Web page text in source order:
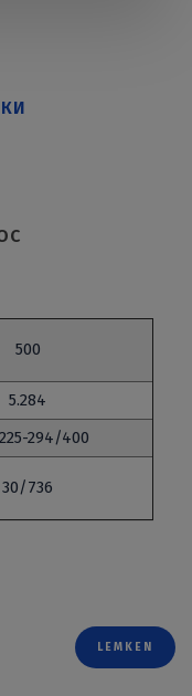
500
5.284
294/400
30/736
LEMKEN